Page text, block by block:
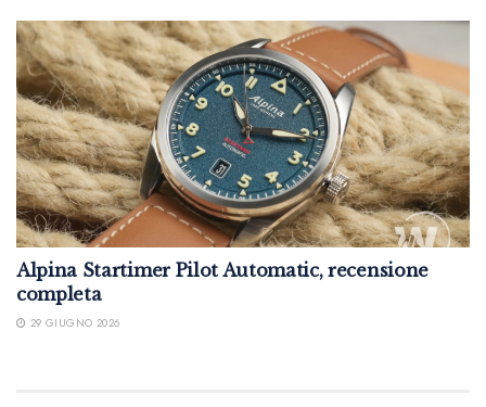
Alpina Startimer Pilot Automatic, recensione
completa
29 GIUGNO 2026